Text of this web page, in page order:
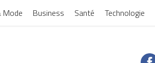
Mode Business Santé Technologie